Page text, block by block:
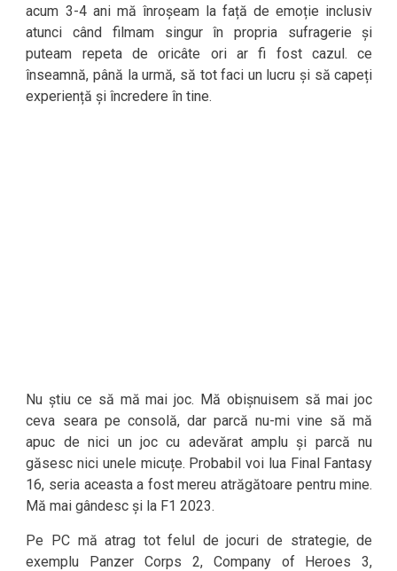
acum 3-4 ani mă înroșeam la față de emoție inclusiv
atunci când filmam singur în propria sufragerie și
puteam repeta de oricâte ori ar fi fost cazul. ce
înseamnă, până la urmă, să tot faci un lucru și să capeți
experiență și încredere în tine.
Nu știu ce să mă mai joc. Mă obișnuisem să mai joc
ceva seara pe consolă, dar parcă nu-mi vine să mă
apuc de nici un joc cu adevărat amplu și parcă nu
găsesc nici unele micuțe. Probabil voi lua Final Fantasy
16, seria aceasta a fost mereu atrăgătoare pentru mine.
Mă mai gândesc și la F1 2023.
Pe PC mă atrag tot felul de jocuri de strategie, de
exemplu Panzer Corps 2, Company of Heroes 3,